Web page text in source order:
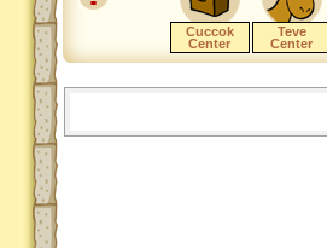
Cuccok
Center
Teve
Center